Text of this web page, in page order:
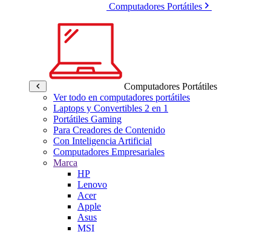
Computadores Portátiles
Computadores Portátiles
Ver todo en computadores portátiles
Laptops y Convertibles 2 en 1
Portátiles Gaming
Para Creadores de Contenido
Con Inteligencia Artificial
Computadores Empresariales
Marca
HP
Lenovo
Acer
Apple
Asus
MSI